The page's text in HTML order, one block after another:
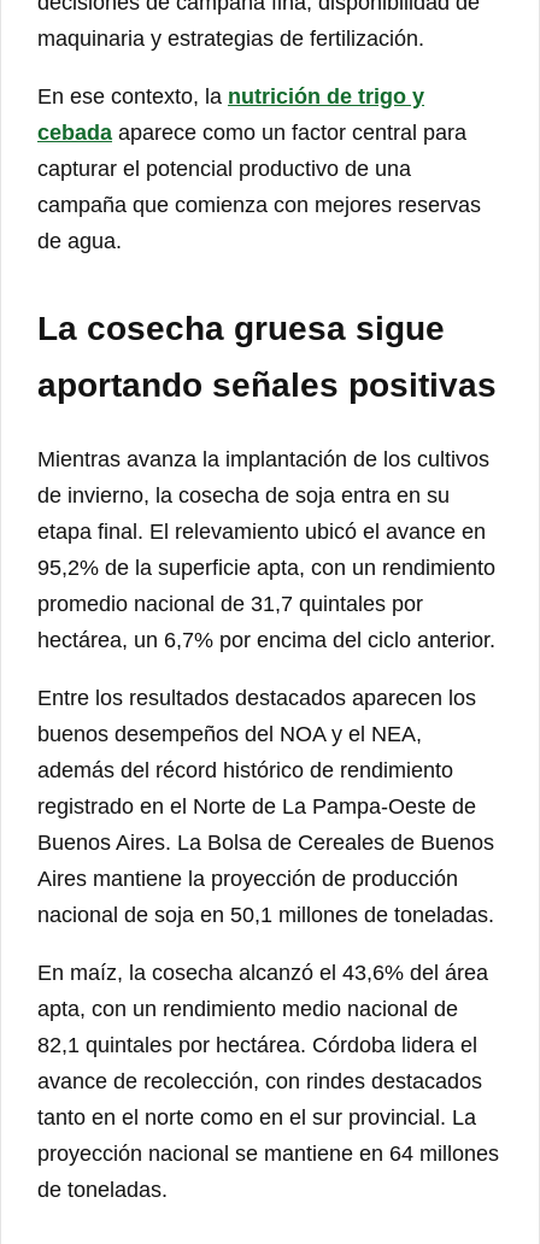
maquinaria y estrategias de fertilización.
En ese contexto, la nutrición de trigo y
cebada aparece como un factor central para
capturar el potencial productivo de una
campaña que comienza con mejores reservas
de agua.
La cosecha gruesa sigue
aportando señales positivas
Mientras avanza la implantación de los cultivos
de invierno, la cosecha de soja entra en su
etapa final. El relevamiento ubicó el avance en
95,2% de la superficie apta, con un rendimiento
promedio nacional de 31,7 quintales por
hectárea, un 6,7% por encima del ciclo anterior.
Entre los resultados destacados aparecen los
buenos desempeños del NOA y el NEA,
además del récord histórico de rendimiento
registrado en el Norte de La Pampa-Oeste de
Buenos Aires. La Bolsa de Cereales de Buenos
Aires mantiene la proyección de producción
nacional de soja en 50,1 millones de toneladas.
En maíz, la cosecha alcanzó el 43,6% del área
apta, con un rendimiento medio nacional de
82,1 quintales por hectárea. Córdoba lidera el
avance de recolección, con rindes destacados
tanto en el norte como en el sur provincial. La
proyección nacional se mantiene en 64 millones
de toneladas.